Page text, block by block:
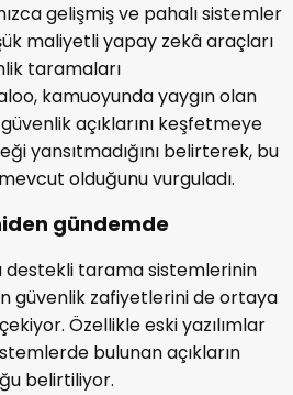
gelişmiş ve pahalı sistemler
maliyetli yapay zekâ araçları
taramaları
kamuoyunda yaygın olan
açıklarını keşfetmeye
yansıtmadığını belirterek, bu
olduğunu vurguladı.
gündemde
destekli tarama sistemlerinin
güvenlik zafiyetlerini de ortaya
Özellikle eski yazılımlar
bulunan açıkların
belirtiliyor.